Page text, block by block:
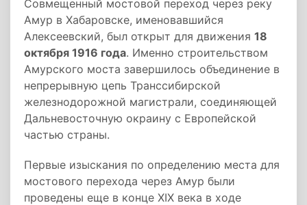
Совмещенный мостовой переход через реку
Амур в Хабаровске, именовавшийся
Алексеевский, был открыт для движения 18
октября 1916 года. Именно строительством
Амурского моста завершилось объединение в
непрерывную цепь Транссибирской
железнодорожной магистрали, соединяющей
Дальневосточную окраину с Европейской
частью страны.
Первые изыскания по определению места для
мостового перехода через Амур были
проведены еще в конце XIX века в ходе